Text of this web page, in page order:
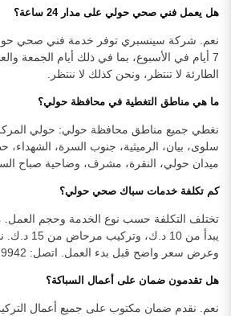
هل يعمل فني صحي حولي على مدار 24 ساعة؟
7 أيام في الأسبوع، بما في ذلك أيام الجمعة
الطارئة لا تنتظر، ونحن كذلك لا ننتظر.
ما هي مناطق التغطية في محافظة حولي؟
نغطي جميع مناطق محافظة حولي: حولي المركز،
سلوى، بيان، الرميثية، جنوب السرة، الشهداء،
ميدان حولي، النقرة، مشرف، وضاحية صباح
كم تكلفة خدمات سباك صحي حولي؟
تختلف التكلفة حسب نوع الخدمة وحجم العمل.
يبدأ من 10
وعرض سعر واضح قبل بدء العمل. اتصل: 60439942
هل تقدمون ضمان على أعمال السباكة؟
نعم. نقدم ضمان مكتوب على جميع أعمال